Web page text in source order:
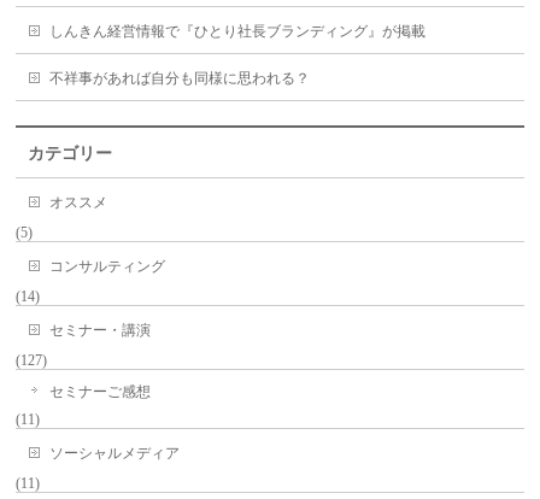
しんきん経営情報で『ひとり社長ブランディング』が掲載
不祥事があれば自分も同様に思われる？
カテゴリー
オススメ
(5)
コンサルティング
(14)
セミナー・講演
(127)
セミナーご感想
(11)
ソーシャルメディア
(11)